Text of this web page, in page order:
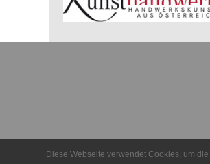
Diese Webseite verwendet Cookies, um